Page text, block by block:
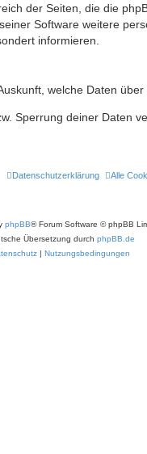
der Seiten, die die
Software weitere
informieren.
welche Daten
Sperrung deiner Daten
Alle
Datenschutzerklärung
phpBB® Forum Software © phpBB
Übersetzung durch phpBB.de
Nutzungsbedingungen